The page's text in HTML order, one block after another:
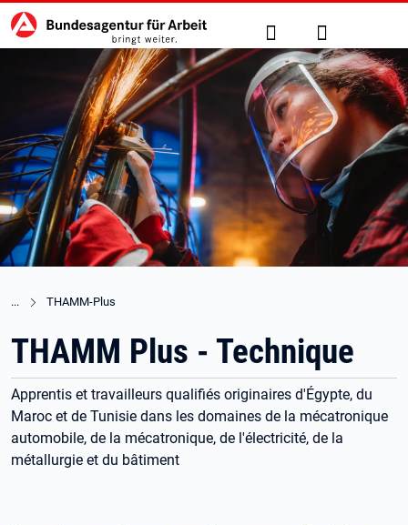
zu den Hauptinhalten springen
Hauptnavigation Suche Anmelden
THAMM-Plus
THAMM Plus - Technique
Apprentis et travailleurs qualifiés originaires d'Égypte, du
Maroc et de Tunisie dans les domaines de la mécatronique
automobile, de la mécatronique, de l'électricité, de la
métallurgie et du bâtiment